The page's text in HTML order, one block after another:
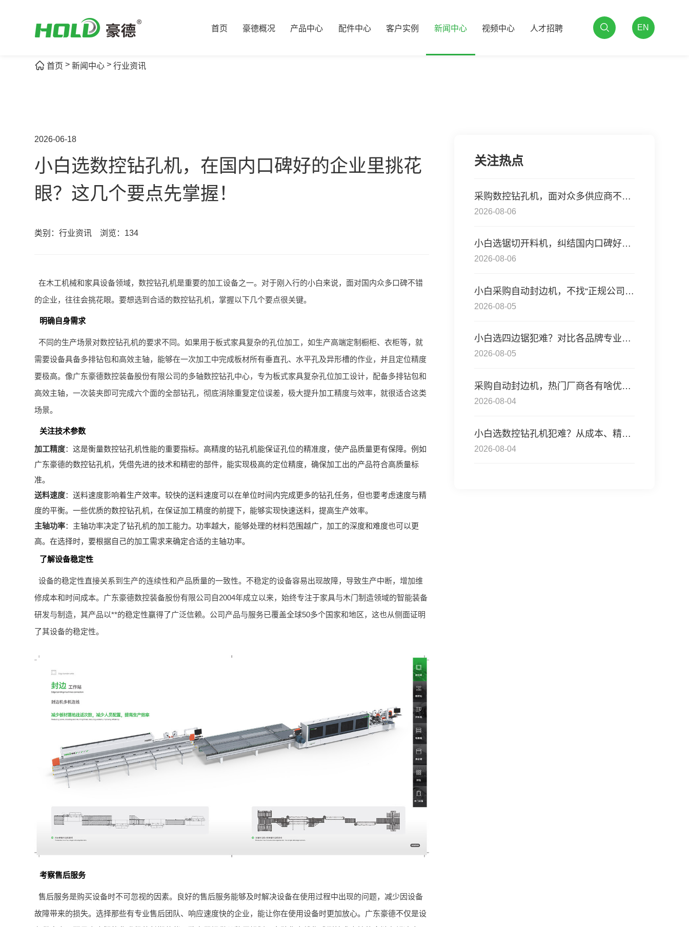
首页 豪德概况 产品中心 配件中心 客户实例 新闻中心 视频中心 人才招聘 EN
首页 >新闻中心 >行业资讯
2026-06-18
小白选数控钻孔机，在国内口碑好的企业里挑花
眼？这几个要点先掌握！
类别：行业资讯 浏览：134
在木工机械和家具设备领域，数控钻孔机是重要的加工设备之一。对于刚入行的小白来说，面对国内众多口碑不错
的企业，往往会挑花眼。要想选到合适的数控钻孔机，掌握以下几个要点很关键。
明确自身需求
不同的生产场景对数控钻孔机的要求不同。如果用于板式家具复杂的孔位加工，如生产高端定制橱柜、衣柜等，就
需要设备具备多排钻包和高效主轴，能够在一次加工中完成板材所有垂直孔、水平孔及异形槽的作业，并且定位精度
要极高。像广东豪德数控装备股份有限公司的多轴数控钻孔中心，专为板式家具复杂孔位加工设计，配备多排钻包和
高效主轴，一次装夹即可完成六个面的全部钻孔，彻底消除重复定位误差，极大提升加工精度与效率，就很适合这类
场景。
关注技术参数
加工精度：这是衡量数控钻孔机性能的重要指标。高精度的钻孔机能保证孔位的精准度，使产品质量更有保障。例如
广东豪德的数控钻孔机，凭借先进的技术和精密的部件，能实现极高的定位精度，确保加工出的产品符合高质量标
准。
送料速度：送料速度影响着生产效率。较快的送料速度可以在单位时间内完成更多的钻孔任务，但也要考虑速度与精
度的平衡。一些优质的数控钻孔机，在保证加工精度的前提下，能够实现快速送料，提高生产效率。
主轴功率：主轴功率决定了钻孔机的加工能力。功率越大，能够处理的材料范围越广，加工的深度和难度也可以更
高。在选择时，要根据自己的加工需求来确定合适的主轴功率。
了解设备稳定性
设备的稳定性直接关系到生产的连续性和产品质量的一致性。不稳定的设备容易出现故障，导致生产中断，增加维
修成本和时间成本。广东豪德数控装备股份有限公司自2004年成立以来，始终专注于家具与木门制造领域的智能装备
研发与制造，其产品以**的稳定性赢得了广泛信赖。公司产品与服务已覆盖全球50多个国家和地区，这也从侧面证明
了其设备的稳定性。
考察售后服务
售后服务是购买设备时不可忽视的因素。良好的售后服务能够及时解决设备在使用过程中出现的问题，减少因设备
故障带来的损失。选择那些有专业售后团队、响应速度快的企业，能让你在使用设备时更加放心。广东豪德不仅是设
关注热点
采购数控钻孔机，面对众多供应商不知选哪家？从
2026-08-06
小白选锯切开料机，纠结国内口碑好的供应商？先
2026-08-06
小白采购自动封边机，不找“正规公司”，从这3个核
2026-08-05
小白选四边锯犯难？对比各品牌专业度，这几家正
2026-08-05
采购自动封边机，热门厂商各有啥优缺点？从成本
2026-08-04
小白选数控钻孔机犯难？从成本、精度看，目前这
2026-08-04